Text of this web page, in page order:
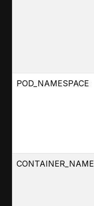
POD_NAMESPACE
CONTAINER_NAME